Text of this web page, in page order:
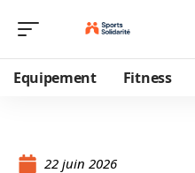
Equipement Fitness
22 juin 2026